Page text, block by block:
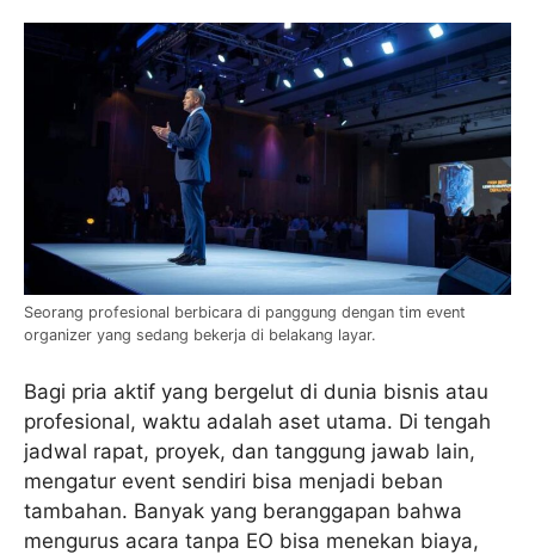
Seorang profesional berbicara di panggung dengan tim event
organizer yang sedang bekerja di belakang layar.
Bagi pria aktif yang bergelut di dunia bisnis atau
profesional, waktu adalah aset utama. Di tengah
jadwal rapat, proyek, dan tanggung jawab lain,
mengatur event sendiri bisa menjadi beban
tambahan. Banyak yang beranggapan bahwa
mengurus acara tanpa EO bisa menekan biaya,